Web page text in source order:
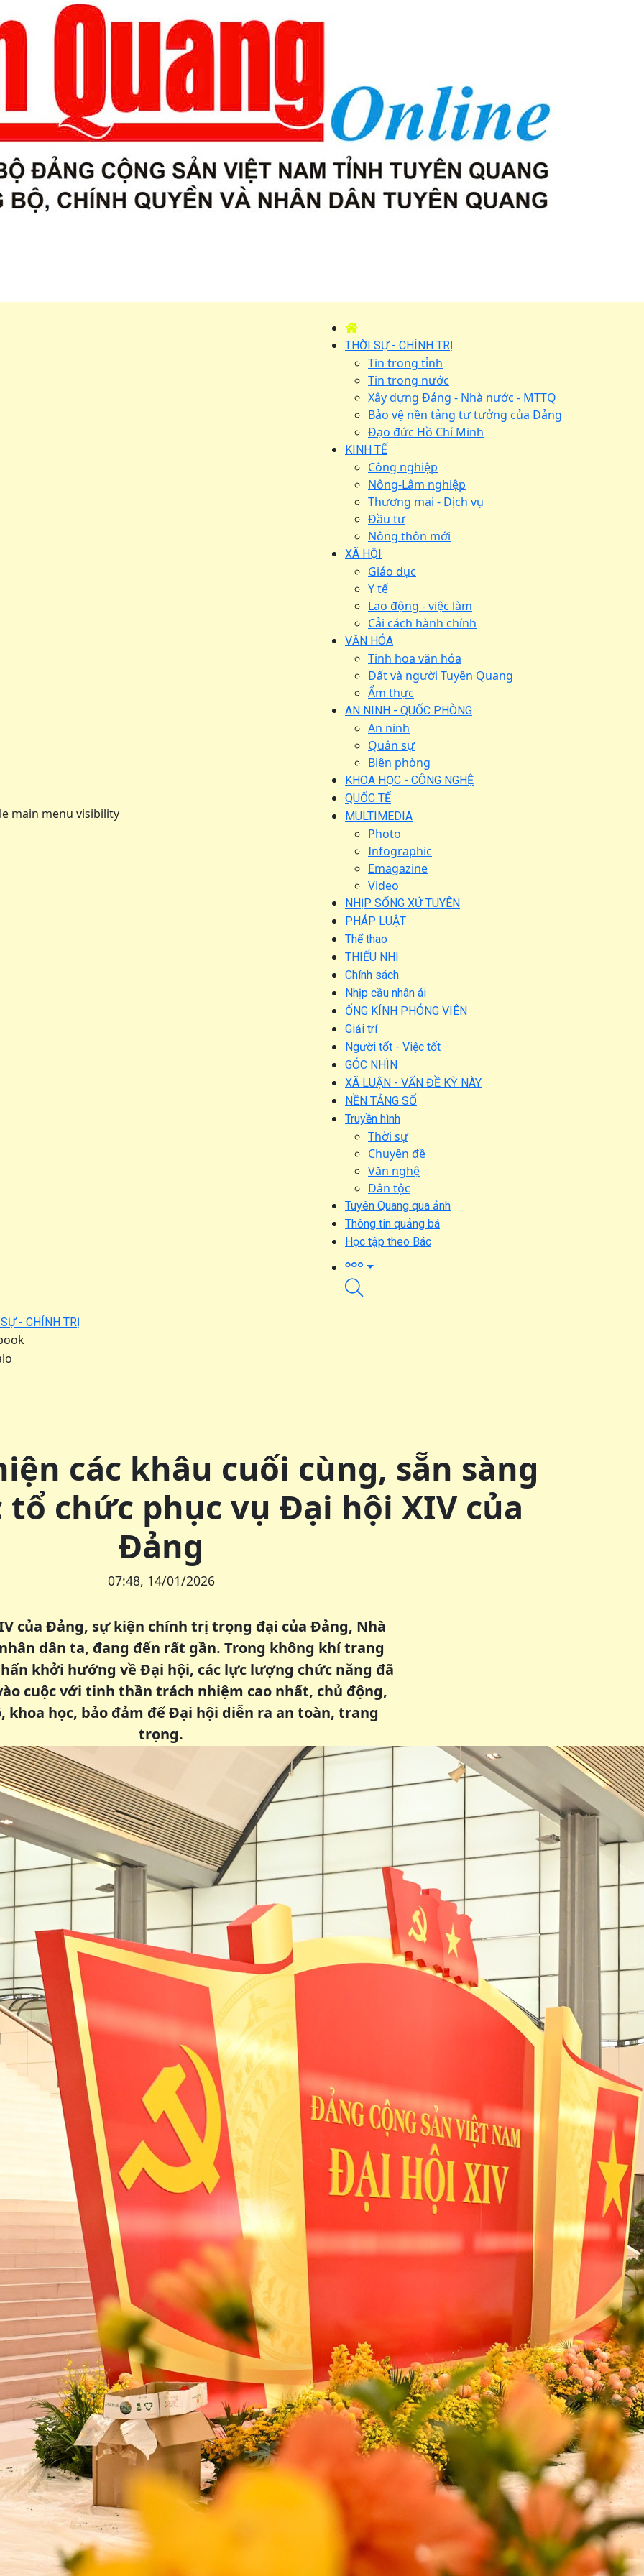
main menu visibility
THỜI SỰ - CHÍNH TRỊ
Tin trong tỉnh
Tin trong nước
Xây dựng Đảng - Nhà nước - MTTQ
Bảo vệ nền tảng tư tưởng của Đảng
Đạo đức Hồ Chí Minh
KINH TẾ
Công nghiệp
Nông-Lâm nghiệp
Thương mại - Dịch vụ
Đầu tư
Nông thôn mới
XÃ HỘI
Giáo dục
Y tế
Lao động - việc làm
Cải cách hành chính
VĂN HÓA
Tinh hoa văn hóa
Đất và người Tuyên Quang
Ẩm thực
AN NINH - QUỐC PHÒNG
An ninh
Quân sự
Biên phòng
KHOA HỌC - CÔNG NGHỆ
QUỐC TẾ
MULTIMEDIA
Photo
Infographic
Emagazine
Video
NHỊP SỐNG XỨ TUYÊN
PHÁP LUẬT
Thể thao
THIẾU NHI
Chính sách
Nhịp cầu nhân ái
ỐNG KÍNH PHÓNG VIÊN
Giải trí
Người tốt - Việc tốt
GÓC NHÌN
XÃ LUẬN - VẤN ĐỀ KỲ NÀY
NỀN TẢNG SỐ
Truyền hình
Thời sự
Chuyên đề
Văn nghệ
Dân tộc
Tuyên Quang qua ảnh
Thông tin quảng bá
Học tập theo Bác
- CHÍNH TRỊ
các khâu cuối cùng, sẵn sàng
tổ chức phục vụ Đại hội XIV của
Đảng
07:48, 14/01/2026
của Đảng, sự kiện chính trị trọng đại của Đảng, Nhà
dân ta, đang đến rất gần. Trong không khí trang
khởi hướng về Đại hội, các lực lượng chức năng đã
cuộc với tinh thần trách nhiệm cao nhất, chủ động,
khoa học, bảo đảm để Đại hội diễn ra an toàn, trang
trọng.